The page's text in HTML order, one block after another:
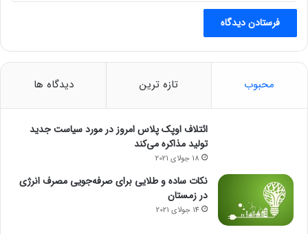
محبوب تازه ترین دیدگاه ها
ائتلاف اوپک پلاس امروز در مورد سیاست جدید
تولید مذاکره می‌کند
18 جولای 2021
نکات ساده و طلایی برای صرفه‌جویی مصرف انرژی
در زمستان
14 جولای 2021